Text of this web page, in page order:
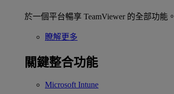
於一個平台暢享 TeamViewer 的全部功能。
瞭解更多
關鍵整合功能
Microsoft Intune